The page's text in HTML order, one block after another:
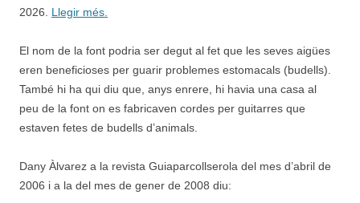
2026. Llegir més.
El nom de la font podria ser degut al fet que les seves aigües
eren beneficioses per guarir problemes estomacals (budells).
També hi ha qui diu que, anys enrere, hi havia una casa al
peu de la font on es fabricaven cordes per guitarres que
estaven fetes de budells d’animals.
Dany Àlvarez a la revista Guiaparcollserola del mes d’abril de
2006 i a la del mes de gener de 2008 diu: